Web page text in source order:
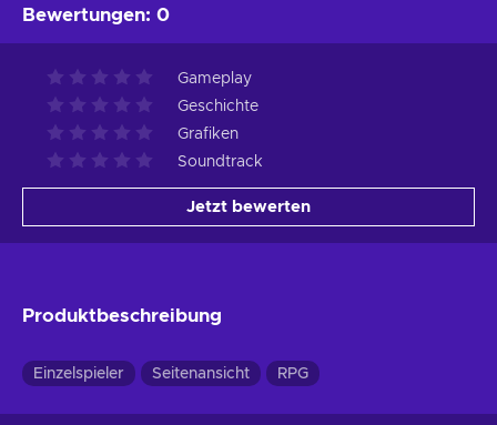
Bewertungen: 0
Gameplay
Geschichte
Grafiken
Soundtrack
Jetzt bewerten
Produktbeschreibung
Einzelspieler Seitenansicht RPG